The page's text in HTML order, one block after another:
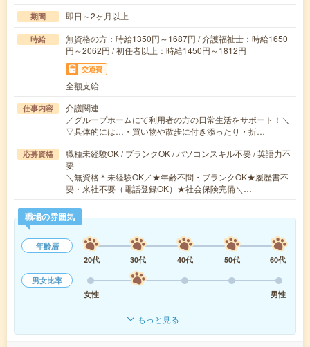
期間 即日～2ヶ月以上
時給
無資格の方：時給1350円～1687円 / 介護福祉士：時給1650
円～2062円 / 初任者以上：時給1450円～1812円
交通費
全額支給
仕事内容
介護関連
／グループホームにて利用者の方の日常生活をサポート！＼
▽具体的には…・買い物や散歩に付き添ったり・折…
応募資格
職種未経験OK / ブランクOK / パソコンスキル不要 / 英語力不
要
＼無資格＊未経験OK／★年齢不問・ブランクOK★履歴書不
要・来社不要（電話登録OK）★社会保険完備＼…
職場の雰囲気
年齢層
20代
30代 40代 50代
60代
男女比率
女性
男性
もっと見る